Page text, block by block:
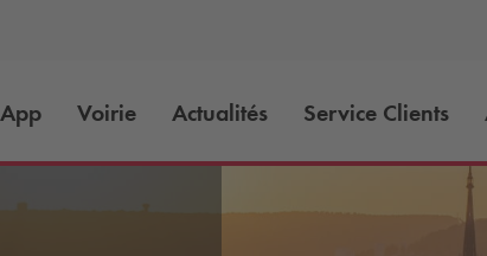
App Voirie Actualités Service Clients